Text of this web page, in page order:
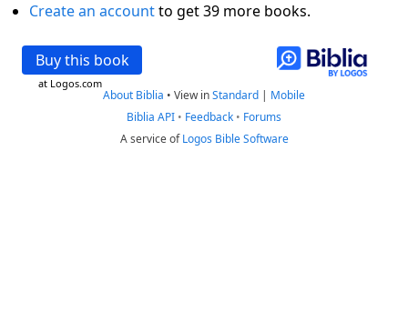
Create an accountto get 39 more books.
Buy this book
at Logos.com
About Biblia • View inStandard | Mobile
Biblia API • Feedback • Forums
A service ofLogos Bible Software